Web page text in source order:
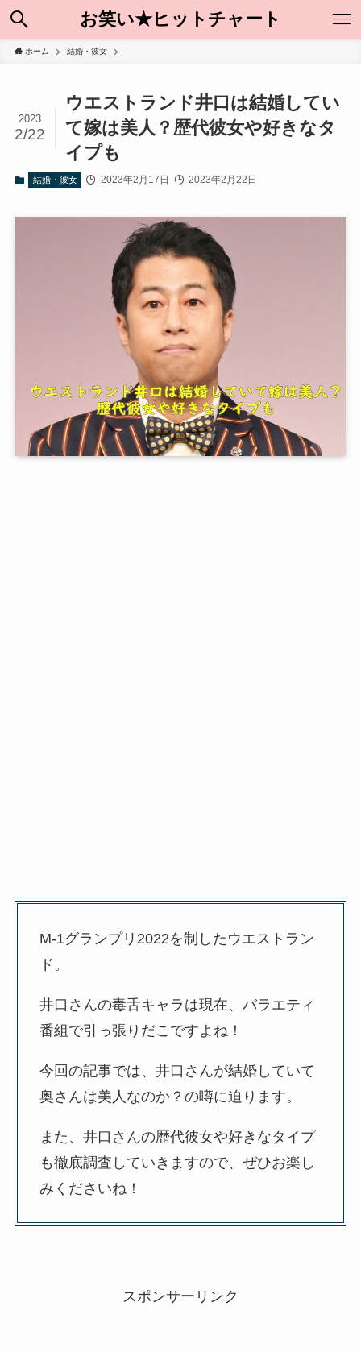
お笑い★ヒットチャート
ホーム 結婚・彼女
ウエストランド井口は結婚してい
て嫁は美人？歴代彼女や好きなタ
イプも
2023
2/22
結婚・彼女 2023年2月17日 2023年2月22日
M-1グランプリ2022を制したウエストラン
ド。
井口さんの毒舌キャラは現在、バラエティ
番組で引っ張りだこですよね！
今回の記事では、井口さんが結婚していて
奥さんは美人なのか？の噂に迫ります。
また、井口さんの歴代彼女や好きなタイプ
も徹底調査していきますので、ぜひお楽し
みくださいね！
スポンサーリンク